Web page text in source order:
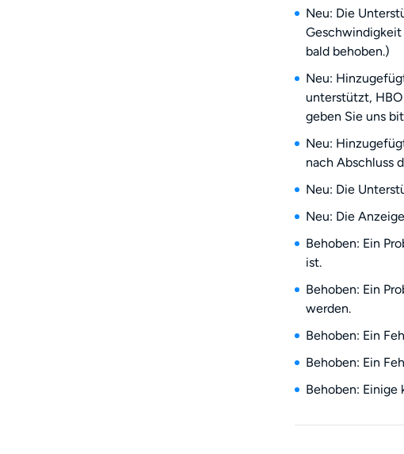
Neu: Die
Geschwindigkeit
bald behoben.)
Neu:
unterstützt,
geben Sie uns
Neu:
nach Abschluss
Neu: Die
Neu: Die
Behoben: Ein
ist.
Behoben: Ein
werden.
Behoben: Ein
Behoben: Ein
Behoben: Einige